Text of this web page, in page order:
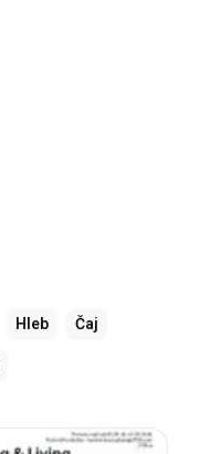
Hleb Čaj